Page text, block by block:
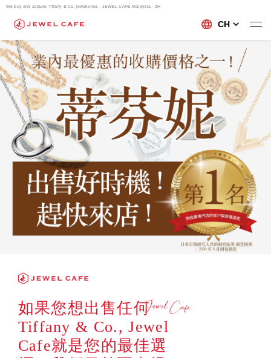
We buy and acquire Tiffany & Co. jewelleries - JEWEL CAFÉ Malaysia - ZH
CH
如果您想出售任何
Tiffany & Co., Jewel
Cafe就是您的最佳選